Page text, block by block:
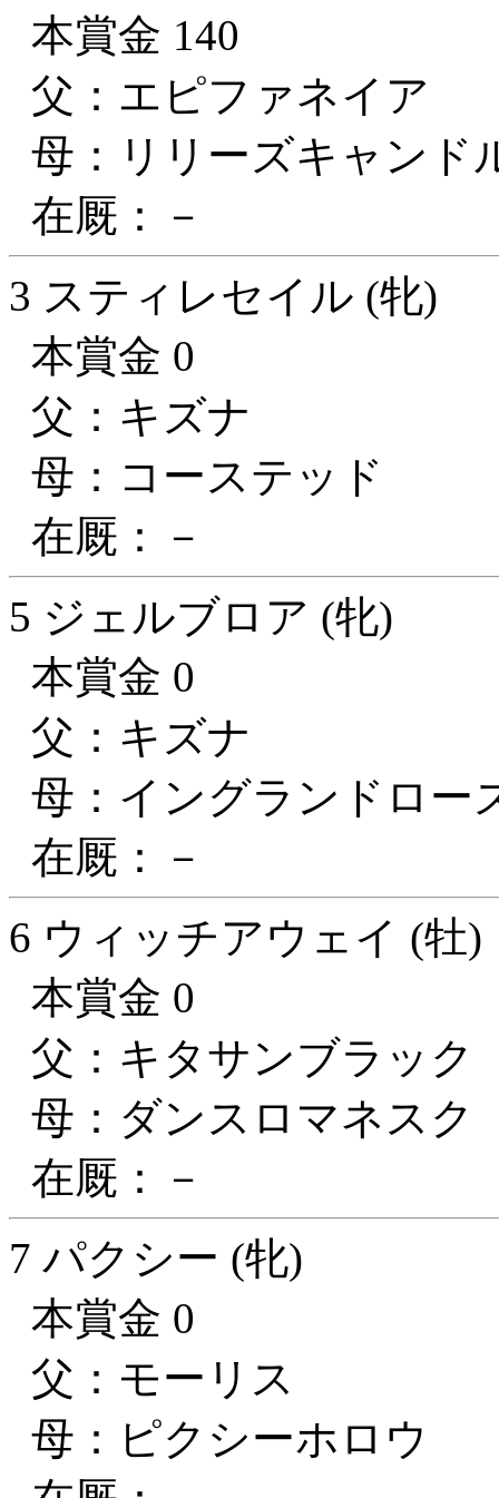
本賞金 140
父：エピファネイア
母：リリーズキャンド
在厩：－
3 スティレセイル (牝)
本賞金 0
父：キズナ
母：コーステッド
在厩：－
5 ジェルブロア (牝)
本賞金 0
父：キズナ
母：イングランドロー
在厩：－
6 ウィッチアウェイ (牡)
本賞金 0
父：キタサンブラック
母：ダンスロマネスク
在厩：－
7 パクシー (牝)
本賞金 0
父：モーリス
母：ピクシーホロウ